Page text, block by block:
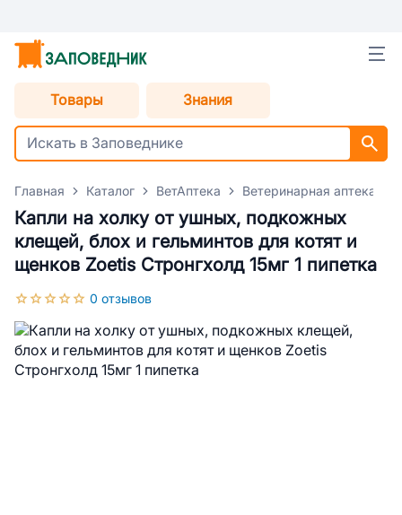
Товары Знания
Главная Каталог ВетАптека Ветеринарная аптека
Капли на холку от ушных, подкожных
клещей, блох и гельминтов для котят и
щенков Zoetis Стронгхолд 15мг 1 пипетка
0 отзывов